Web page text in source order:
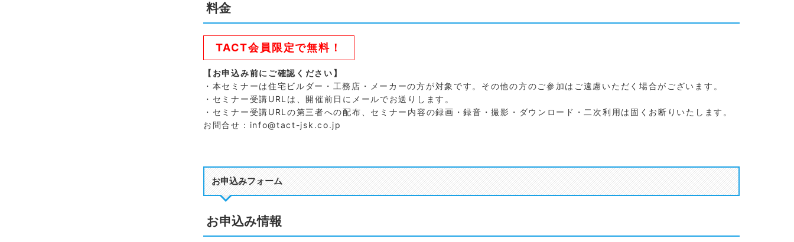
料金
TACT会員限定で無料！
【お申込み前にご確認ください】
・本セミナーは住宅ビルダー・工務店・メーカーの方が対象です。その他の方のご参加はご遠慮いただく場合がございます。
・セミナー受講URLは、開催前日にメールでお送りします。
・セミナー受講URLの第三者への配布、セミナー内容の録画・録音・撮影・ダウンロード・二次利用は固くお断りいたします。
お問合せ：info@tact-jsk.co.jp
お申込みフォーム
お申込み情報